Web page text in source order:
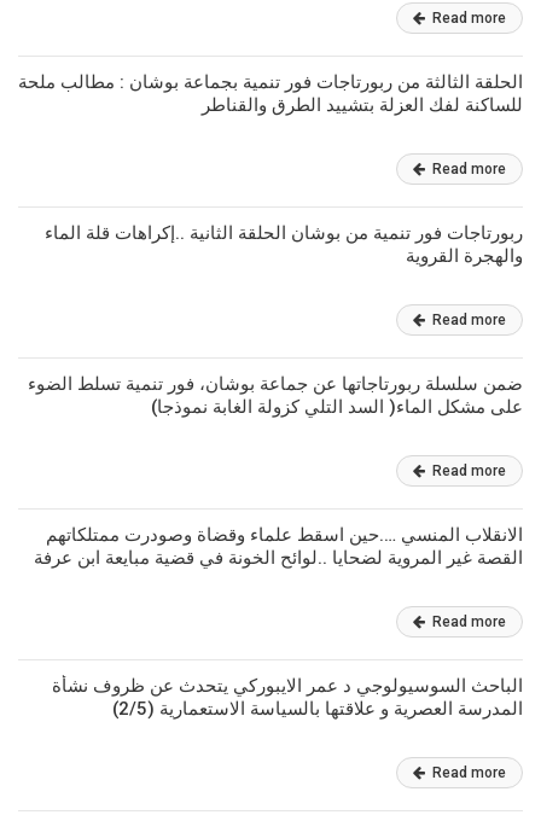
Read more
الحلقة الثالثة من ربورتاجات فور تنمية بجماعة بوشان : مطالب ملحة
للساكنة لفك العزلة بتشييد الطرق والقناطر
Read more
ربورتاجات فور تنمية من بوشان الحلقة الثانية ..إكراهات قلة الماء
والهجرة القروية
Read more
ضمن سلسلة ربورتاجاتها عن جماعة بوشان، فور تنمية تسلط الضوء
على مشكل الماء( السد التلي كزولة الغابة نموذجا)
Read more
الانقلاب المنسي ….حين اسقط علماء وقضاة وصودرت ممتلكاتهم
القصة غير المروية لضحايا ..لوائح الخونة في قضية مبايعة ابن عرفة
Read more
الباحث السوسيولوجي د عمر الايبوركي يتحدث عن ظروف نشأة
المدرسة العصرية و علاقتها بالسياسة الاستعمارية (2/5)
Read more